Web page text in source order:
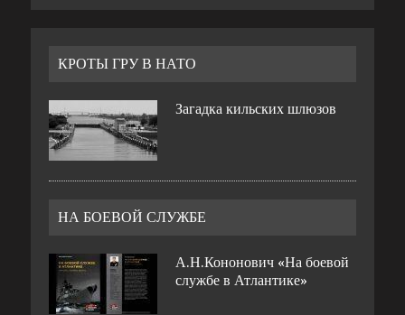
КРОТЫ ГРУ В НАТО
Загадка кильских шлюзов
НА БОЕВОЙ СЛУЖБЕ
А.Н.Кононович «На боевой
службе в Атлантике»